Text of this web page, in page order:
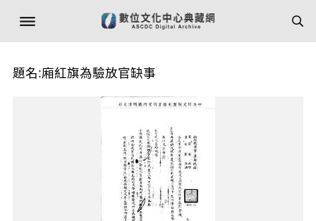
題名:廂紅旗為驗放官缺事